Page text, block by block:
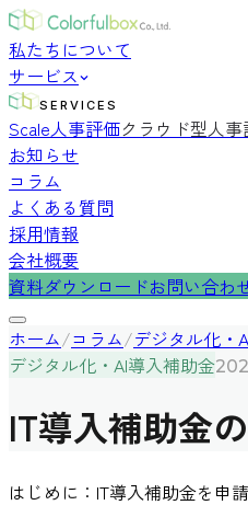
私たちについて
サービス
SERVICES
Scale人事評価クラウド型人
お知らせ
コラム
よくある質問
採用情報
会社概要
資料ダウンロードお問い合わ
ホーム/コラム/デジタル化・
デジタル化・AI導入補助金
IT導入補助金
はじめに：IT導入補助金を申